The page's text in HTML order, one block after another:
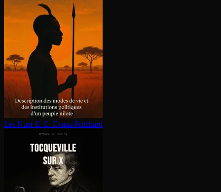
Les Nuer E. E. Evans-Pritchard